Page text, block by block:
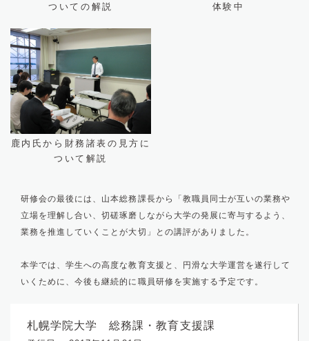
ついての解説
体験中
鹿内氏から財務諸表の見方に
ついて解説
研修会の最後には、山本総務課長から「教職員同士が互いの業務や
立場を理解し合い、切磋琢磨しながら大学の発展に寄与するよう、
業務を推進していくことが大切」との講評がありました。
本学では、学生への高度な教育支援と、円滑な大学運営を遂行して
いくために、今後も継続的に職員研修を実施する予定です。
札幌学院大学 総務課・教育支援課